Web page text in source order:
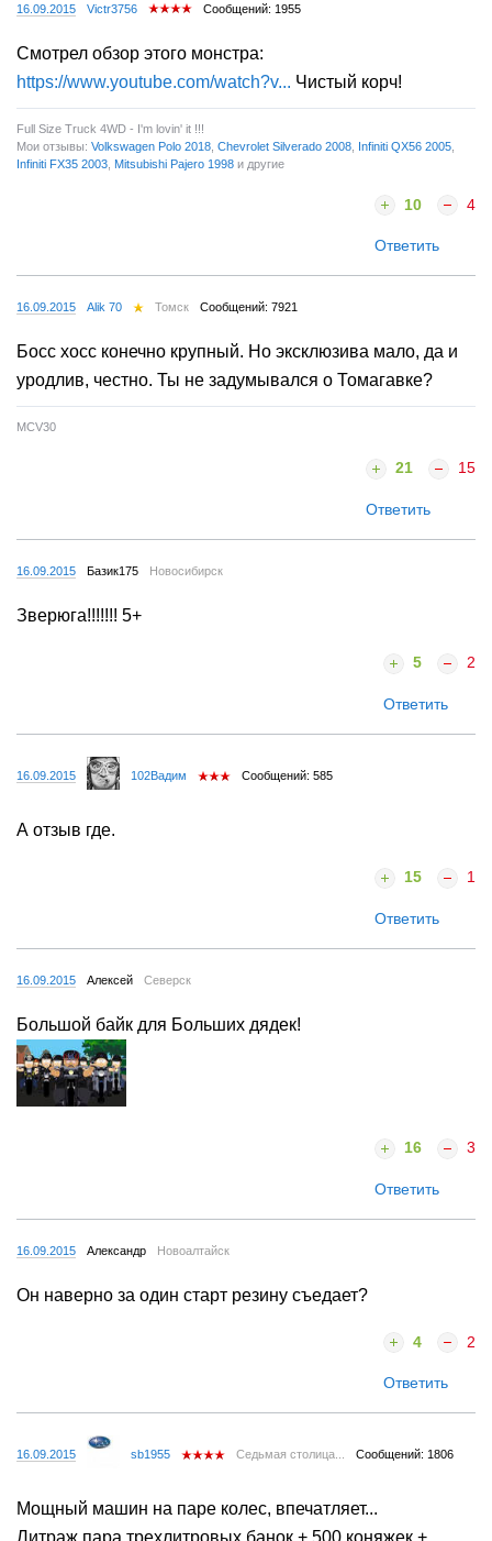
16.09.2015 Victr3756 Сообщений: 1955
Смотрел обзор этого монстра:
https://www.youtube.com/watch?v... Чистый корч!
Full Size Truck 4WD - I'm lovin' it !!!
Мои отзывы: Volkswagen Polo 2018 Chevrolet Silverado 2008 Infiniti QX56 2005
Infiniti FX35 2003 Mitsubishi Pajero 1998 и другие
10 4
Ответить
16.09.2015 Alik 70 Томск Сообщений: 7921
Босс хосс конечно крупный. Но эксклюзива мало, да и
уродлив, честно. Ты не задумывался о Томагавке?
MCV30
21 15
Ответить
16.09.2015 Базик175 Новосибирск
Зверюга!!!!!!! 5+
5 2
Ответить
16.09.2015 102Вадим Сообщений: 585
А отзыв где.
15 1
Ответить
16.09.2015 Алексей Северск
Большой байк для Больших дядек!
16 3
Ответить
16.09.2015 Александр Новоалтайск
Он наверно за один старт резину съедает?
4 2
Ответить
16.09.2015 sb1955 Седьмая столица... Сообщений: 1806
Мощный машин на паре колес, впечатляет...